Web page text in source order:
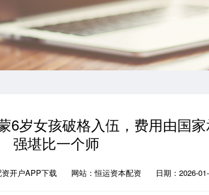
6岁女孩破格入伍，费用由国
强堪比一个师
开户APP下载 网站：恒运资本配资 日期：2026-